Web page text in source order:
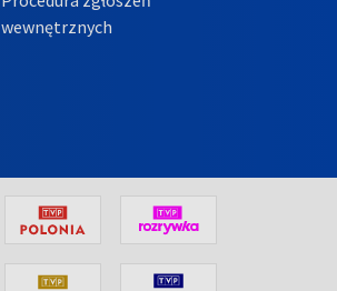
wewnętrznych